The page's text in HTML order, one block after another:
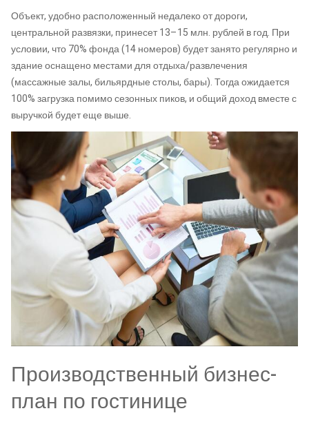
Объект, удобно расположенный недалеко от дороги,
центральной развязки, принесет 13–15 млн. рублей в год. При
условии, что 70% фонда (14 номеров) будет занято регулярно и
здание оснащено местами для отдыха/развлечения
(массажные залы, бильярдные столы, бары). Тогда ожидается
100% загрузка помимо сезонных пиков, и общий доход вместе с
выручкой будет еще выше.
Производственный бизнес-
план по гостинице